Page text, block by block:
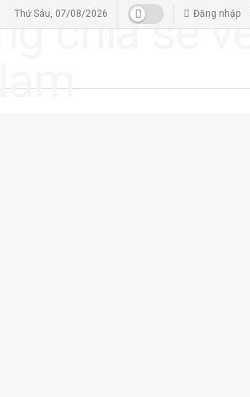
Thứ Sáu, 07/08/2026 Đăng nhập